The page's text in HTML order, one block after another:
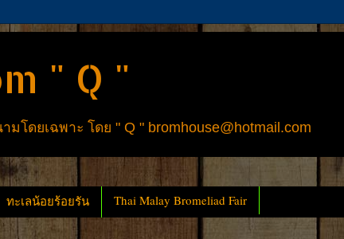
" Q "
ดยเฉพาะ โดย " Q " bromhouse@hotmail.com
ทะเลน้อยร้อยรัน Thai Malay Bromeliad Fair